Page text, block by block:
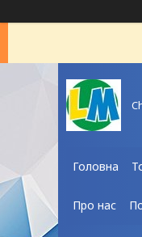
Головна
Про нас